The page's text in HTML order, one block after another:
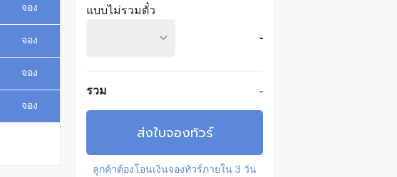
แบบไม่รวมตั๋ว
-
รวม -
ส่งใบจองทัวร์
ลูกค้าต้องโอนเงินจองทัวร์ภายใน 3 วัน
Available
จอง
Available
จอง
Available
จอง
Available
จอง